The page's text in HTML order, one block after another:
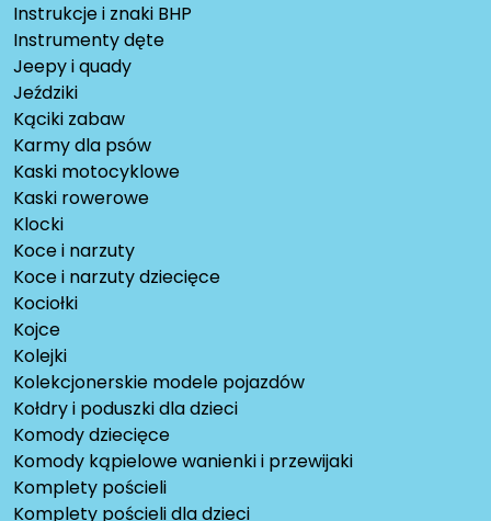
Instrukcje i znaki BHP
Instrumenty dęte
Jeepy i quady
Jeździki
Kąciki zabaw
Karmy dla psów
Kaski motocyklowe
Kaski rowerowe
Klocki
Koce i narzuty
Koce i narzuty dziecięce
Kociołki
Kojce
Kolejki
Kolekcjonerskie modele pojazdów
Kołdry i poduszki dla dzieci
Komody dziecięce
Komody kąpielowe wanienki i przewijaki
Komplety pościeli
Komplety pościeli dla dzieci